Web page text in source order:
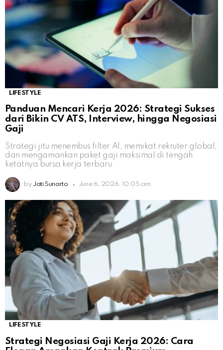
LIFESTYLE
Panduan Mencari Kerja 2026: Strategi Sukses
dari Bikin CV ATS, Interview, hingga Negosiasi
Gaji
Strategi jitu menembus filter AI, memikat rekruter global,
dan mengamankan paket gaji maksimal di tengah
ketatnya bursa kerja terbaru.
by Jati Sunarto June 6, 2026, 10:05 am
LIFESTYLE
Strategi Negosiasi Gaji Kerja 2026: Cara